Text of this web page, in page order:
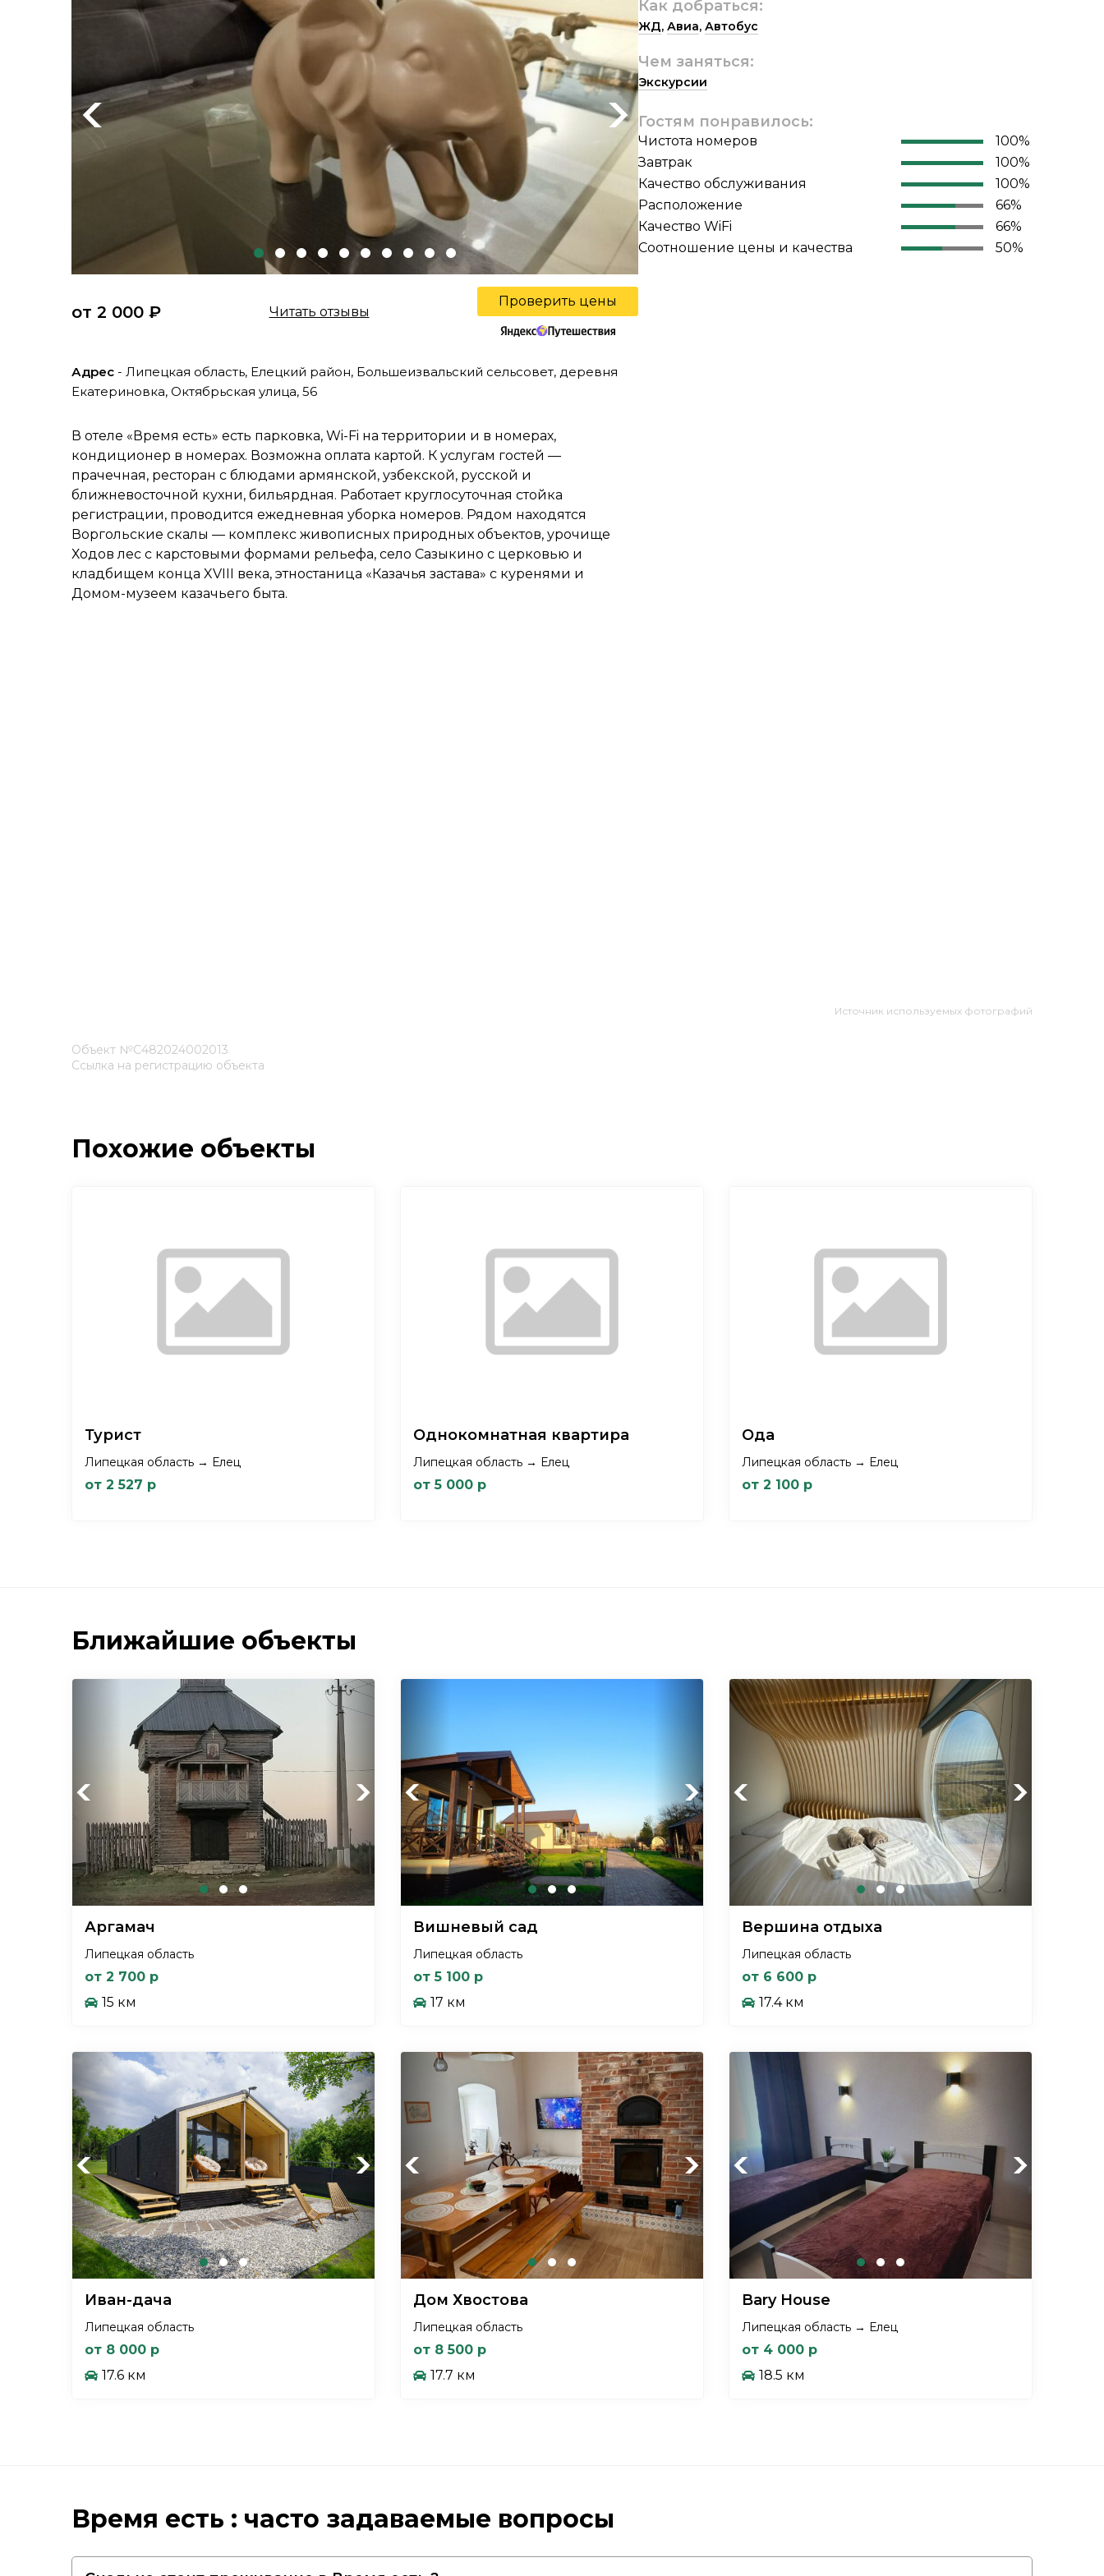
Previous Next
от 2 000 ₽ Читать отзывы
Проверить цены
Адрес - Липецкая область, Елецкий район, Большеизвальский сельсовет, деревня
Екатериновка, Октябрьская улица, 56
В отеле «Время есть» есть парковка, Wi-Fi на территории и в номерах,
кондиционер в номерах. Возможна оплата картой. К услугам гостей —
прачечная, ресторан с блюдами армянской, узбекской, русской и
ближневосточной кухни, бильярдная. Работает круглосуточная стойка
регистрации, проводится ежедневная уборка номеров. Рядом находятся
Воргольские скалы — комплекс живописных природных объектов, урочище
Ходов лес с карстовыми формами рельефа, село Сазыкино с церковью и
кладбищем конца XVIII века, этностаница «Казачья застава» с куренями и
Домом-музеем казачьего быта.
Как добраться:
ЖД, Авиа, Автобус
Чем заняться:
Экскурсии
Гостям понравилось:
Чистота номеров
100%
Завтрак
100%
Качество обслуживания
100%
Расположение
66%
Качество WiFi
66%
Соотношение цены и качества
50%
Источник используемых фотографий
Объект №С482024002013
Ссылка на регистрацию объекта
Похожие объекты
Турист
Липецкая область → Елец
от 2 527 р
Однокомнатная квартира
Липецкая область → Елец
от 5 000 р
Ода
Липецкая область → Елец
от 2 100 р
Ближайшие объекты
Previous Next
Аргамач
Липецкая область
от 2 700 р
15 км
Previous Next
Вишневый сад
Липецкая область
от 5 100 р
17 км
Previous Next
Вершина отдыха
Липецкая область
от 6 600 р
17.4 км
Previous Next
Иван-дача
Липецкая область
от 8 000 р
17.6 км
Previous Next
Дом Хвостова
Липецкая область
от 8 500 р
17.7 км
Previous Next
Bary House
Липецкая область → Елец
от 4 000 р
18.5 км
Время есть : часто задаваемые вопросы